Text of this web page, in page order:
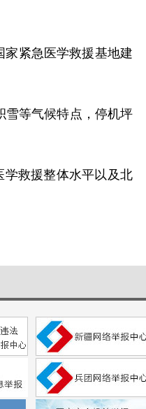
紧急医学救援基地建
雪等气候特点，停机坪
救援整体水平以及北